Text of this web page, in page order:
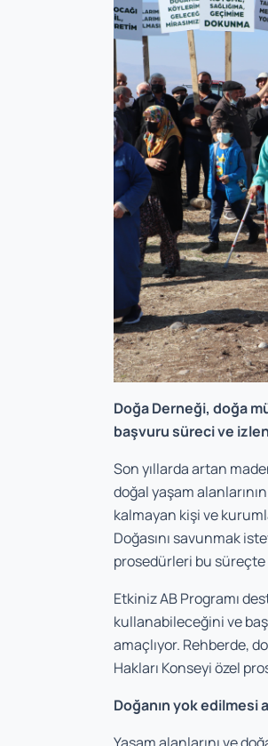
Doğa Derneği, doğa
başvuru süreci ve
Son yıllarda artan
doğal yaşam
kalmayan kişi ve
Doğasını savunmak
prosedürleri bu süreçte
Etkiniz AB Programı
kullanabileceğini ve bas
amaçlıyor. Rehberde,
Hakları Konseyi özel
Doğanın yok edilmesi